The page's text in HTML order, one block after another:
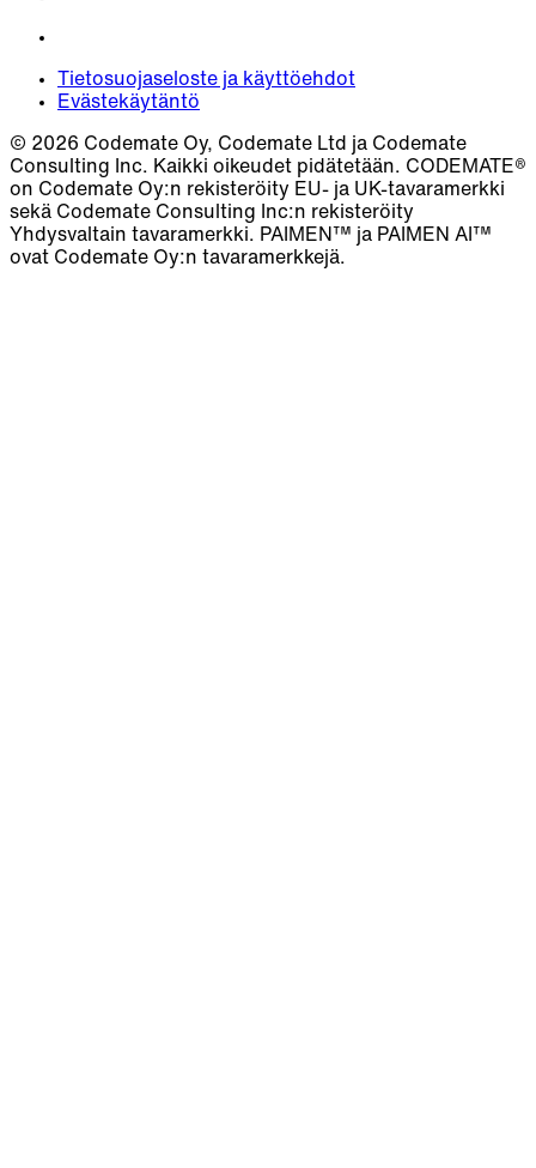
Tietosuojaseloste ja käyttöehdot
Evästekäytäntö
© 2026 Codemate Oy, Codemate Ltd ja Codemate
Consulting Inc. Kaikki oikeudet pidätetään. CODEMATE®
on Codemate Oy:n rekisteröity EU- ja UK-tavaramerkki
sekä Codemate Consulting Inc:n rekisteröity
Yhdysvaltain tavaramerkki. PAIMEN™ ja PAIMEN AI™
ovat Codemate Oy:n tavaramerkkejä.